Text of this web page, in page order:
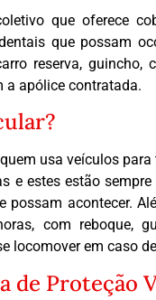
que oferece
que possam
reserva, guincho,
a apólice contratada.
usa veículos
e estes estão
possam acontecer.
com reboque,
locomover em caso
de Proteção